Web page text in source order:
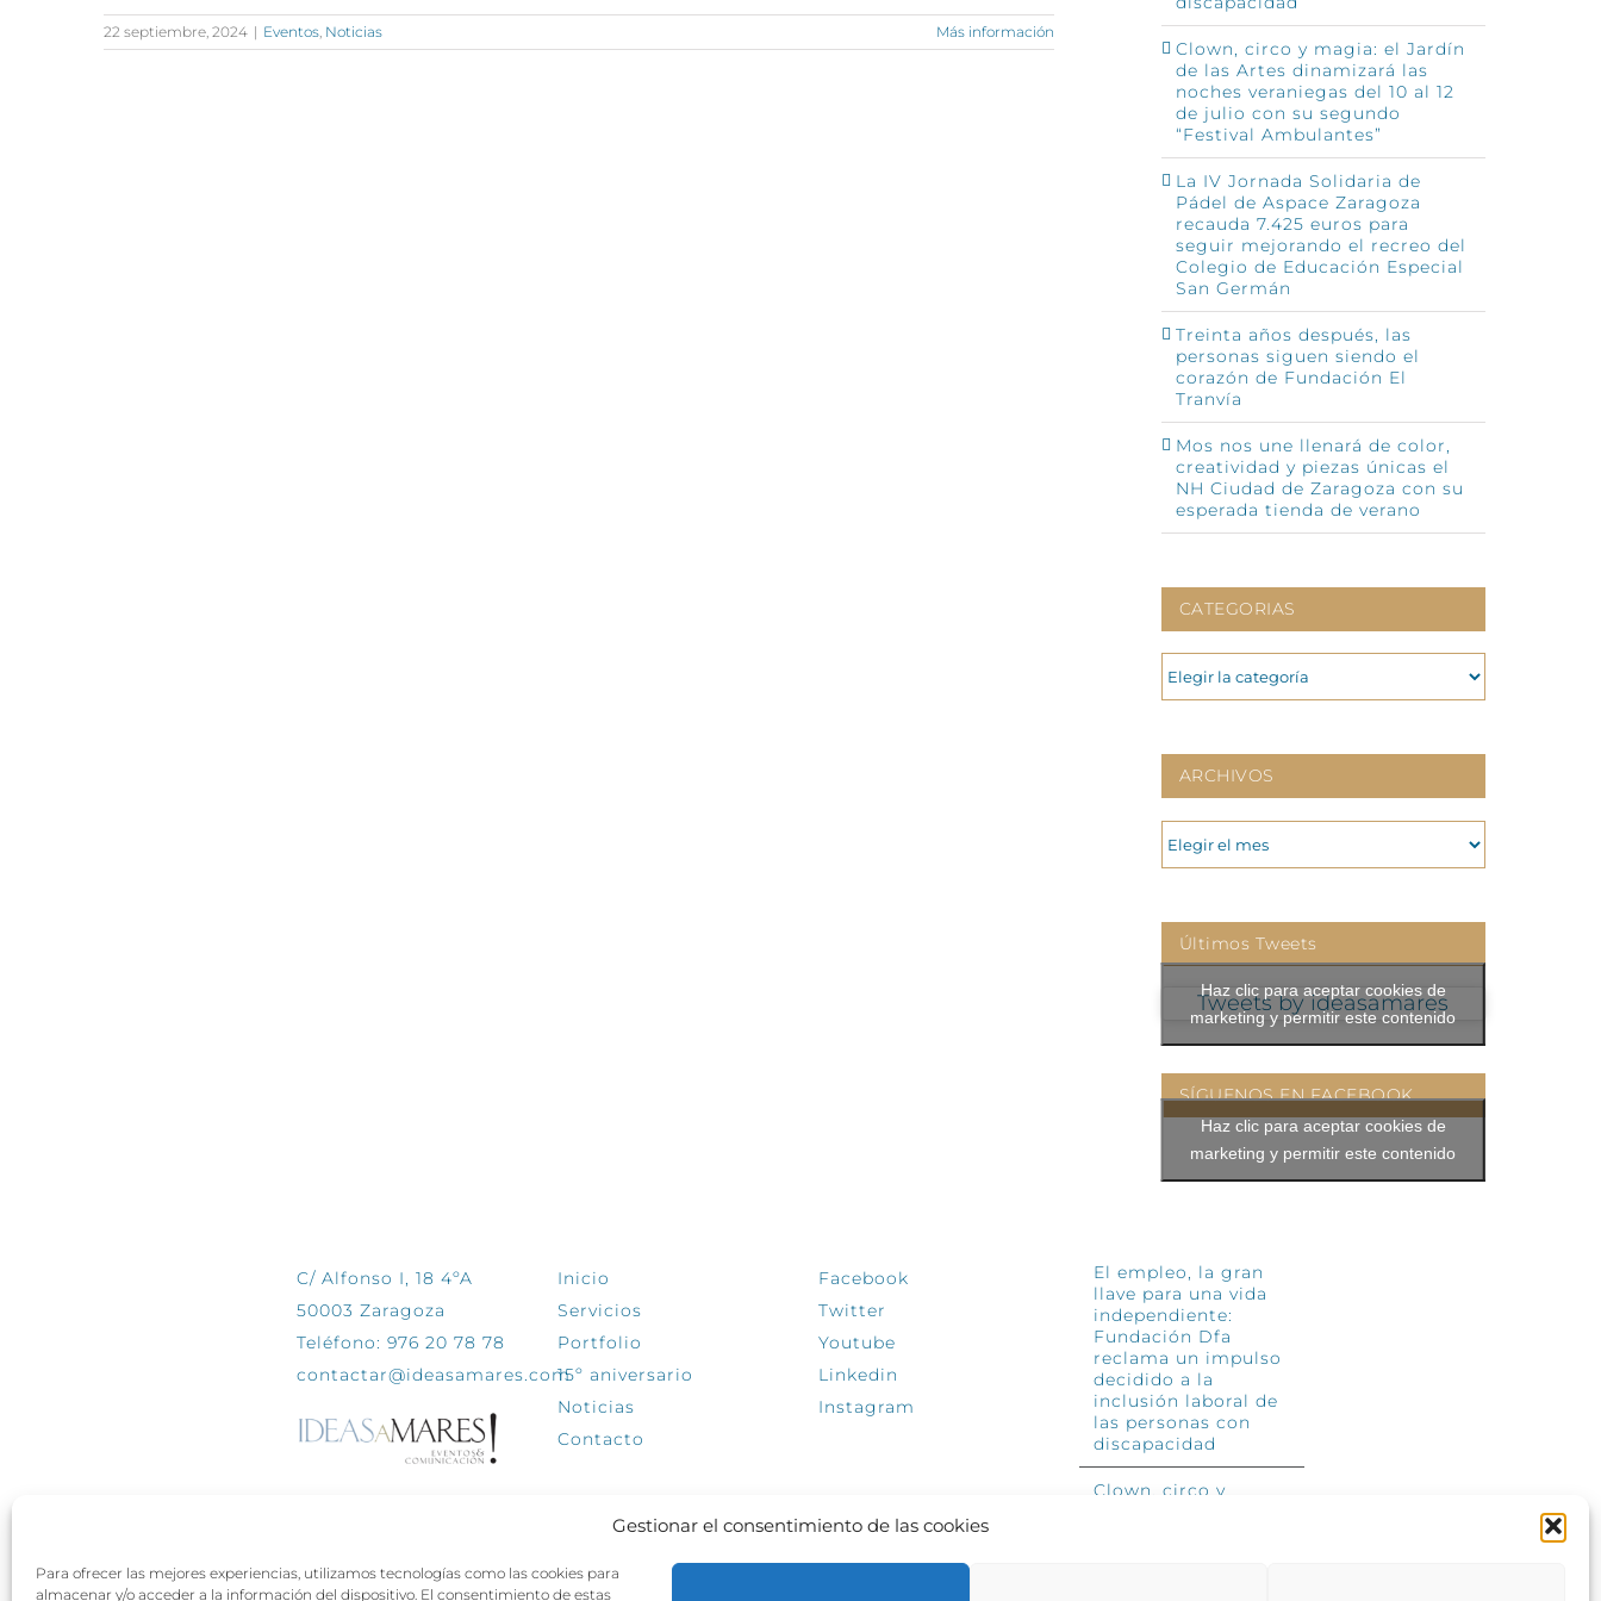
Gestionar el consentimiento de las cookies
Para ofrecer las mejores experiencias, utilizamos tecnologías como las cookies para
almacenar y/o acceder a la información del dispositivo. El consentimiento de estas
22 septiembre, 2024 | Eventos, Noticias Más información
Clown, circo y magia: el Jardín
de las Artes dinamizará las
noches veraniegas del 10 al 12
de julio con su segundo
“Festival Ambulantes”
La IV Jornada Solidaria de
Pádel de Aspace Zaragoza
recauda 7.425 euros para
seguir mejorando el recreo del
Colegio de Educación Especial
San Germán
Treinta años después, las
personas siguen siendo el
corazón de Fundación El
Tranvía
Mos nos une llenará de color,
creatividad y piezas únicas el
NH Ciudad de Zaragoza con su
esperada tienda de verano
CATEGORIAS
CATEGORIAS
ARCHIVOS
ARCHIVOS
Últimos Tweets
Tweets by ideasamares
Haz clic para aceptar cookies de
marketing y permitir este contenido
SÍGUENOS EN FACEBOOK
Haz clic para aceptar cookies de
marketing y permitir este contenido
C/ Alfonso I, 18 4ºA
50003 Zaragoza
Teléfono: 976 20 78 78
contactar@ideasamares.com
Inicio
Servicios
Portfolio
15º aniversario
Noticias
Contacto
Facebook
Twitter
Youtube
Linkedin
Instagram
El empleo, la gran
llave para una vida
independiente:
Fundación Dfa
reclama un impulso
decidido a la
inclusión laboral de
las personas con
discapacidad
Clown, circo y